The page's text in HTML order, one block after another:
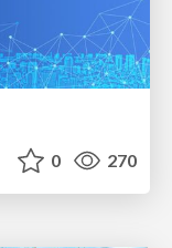
0 270